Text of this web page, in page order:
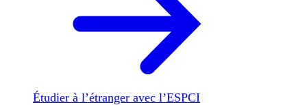
Étudier à l’étranger avec l’ESPCI